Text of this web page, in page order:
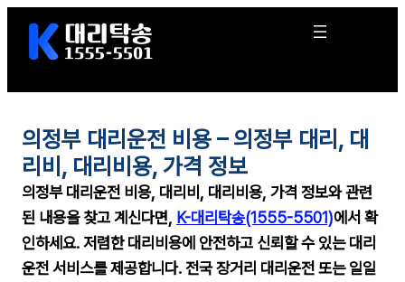
바
의정부 대리운전 비용 – 의정부 대리, 대
리비, 대리비용, 가격 정보
의정부 대리운전 비용, 대리비, 대리비용, 가격 정보와 관련
된 내용을 찾고 계신다면, K-대리탁송(1555-5501)에서 확
인하세요.저렴한 대리비용에 안전하고 신뢰할 수 있는 대리
운전 서비스를 제공합니다. 전국 장거리 대리운전 또는 일일